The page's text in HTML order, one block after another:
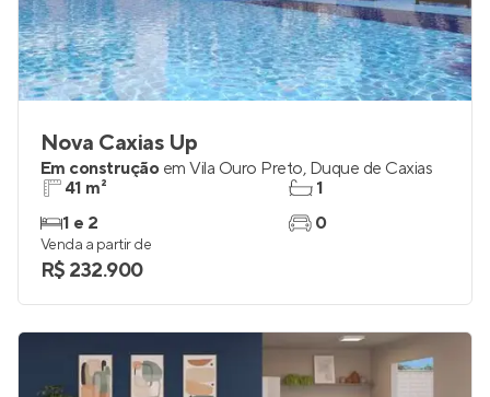
Nova Caxias Up
Em construção em Vila Ouro Preto, Duque de Caxias
41 m²
1 e 2
1
0
Venda a partir de
R$ 232.900